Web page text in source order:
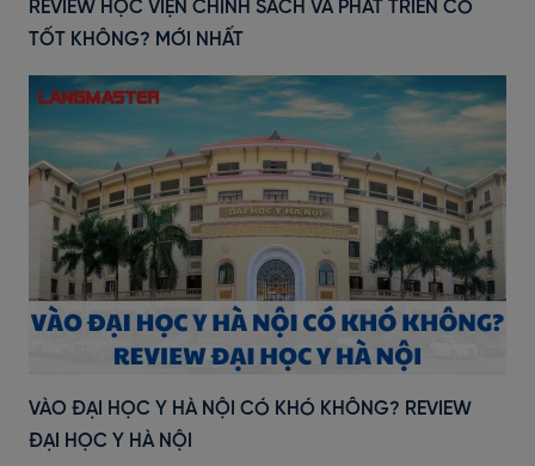
REVIEW HỌC VIỆN CHÍNH SÁCH VÀ PHÁT TRIỂN CÓ
TỐT KHÔNG? MỚI NHẤT
VÀO ĐẠI HỌC Y HÀ NỘI CÓ KHÓ KHÔNG? REVIEW
ĐẠI HỌC Y HÀ NỘI